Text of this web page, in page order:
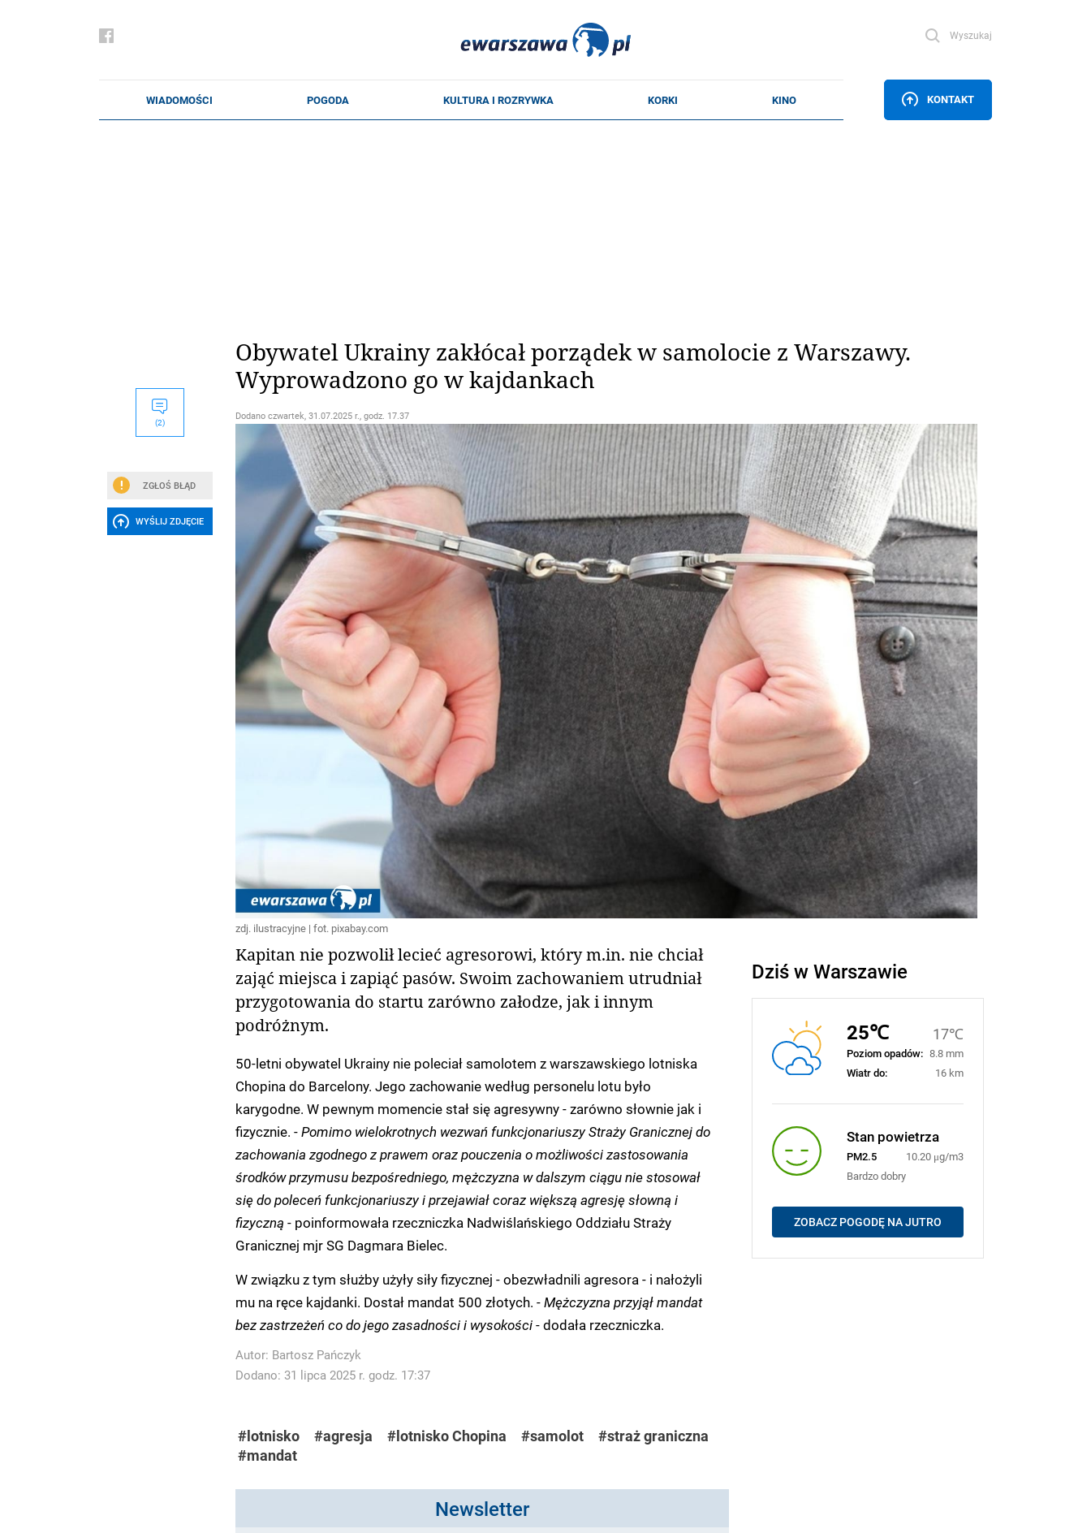
Wyszukaj
KONTAKT
(2)
ZGŁOŚ BŁĄD
WYŚLIJ ZDJĘCIE
Obywatel Ukrainy zakłócał porządek w samolocie z Warszawy.
Wyprowadzono go w kajdankach
Dodano czwartek, 31.07.2025 r., godz. 17.37
zdj. ilustracyjne | fot. pixabay.com
Kapitan nie pozwolił lecieć agresorowi, który m.in. nie chciał
zająć miejsca i zapiąć pasów. Swoim zachowaniem utrudniał
przygotowania do startu zarówno załodze, jak i innym
podróżnym.
50-letni obywatel Ukrainy nie poleciał samolotem z warszawskiego lotniska
Chopina do Barcelony. Jego zachowanie według personelu lotu było
karygodne. W pewnym momencie stał się agresywny - zarówno słownie jak i
fizycznie. -Pomimo wielokrotnych wezwań funkcjonariuszy Straży Granicznej do
zachowania zgodnego z prawem oraz pouczenia o możliwości zastosowania
środków przymusu bezpośredniego, mężczyzna w dalszym ciągu nie stosował
się do poleceń funkcjonariuszy i przejawiał coraz większą agresję słowną i
fizyczną - poinformowała rzeczniczka Nadwiślańskiego Oddziału Straży
Granicznej mjr SG Dagmara Bielec.
W związku z tym służby użyły siły fizycznej - obezwładnili agresora - i nałożyli
mu na ręce kajdanki. Dostał mandat 500 złotych. -Mężczyzna przyjął mandat
bez zastrzeżeń co do jego zasadności i wysokości- dodała rzeczniczka.
Autor: Bartosz Pańczyk
Dodano: 31 lipca 2025 r. godz. 17:37
#lotnisko #agresja #lotnisko Chopina #samolot
#straż graniczna
#mandat
Newsletter
Dziś w Warszawie
25℃ 17℃
Poziom opadów: 8.8 mm
Wiatr do:
16 km
Stan powietrza
PM2.5
10.20 μg/m3
Bardzo dobry
ZOBACZ POGODĘ NA JUTRO